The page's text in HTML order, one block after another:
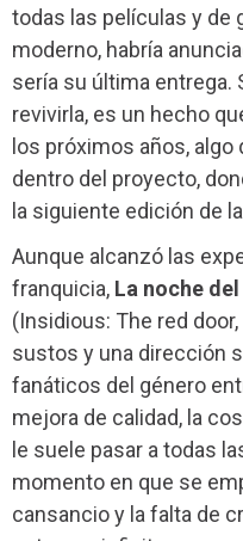
todas las películas y de
moderno, habría
sería su última entrega.
revivirla, es un hecho
los próximos años,
dentro del proyecto,
la siguiente edición de
Aunque alcanzó las
franquicia, La noche
(Insidious: The red
sustos y una dirección
fanáticos del género
mejora de calidad, la
le suele pasar a todas
momento en que se
cansancio y la falta de